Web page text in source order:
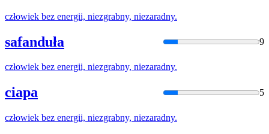
człowiek bez energii, niezgrabny, niezaradny.
safanduła 9
człowiek bez energii, niezgrabny, niezaradny.
ciapa 5
człowiek bez energii, niezgrabny, niezaradny.